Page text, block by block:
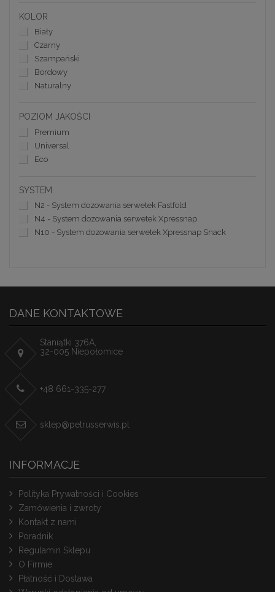
KOLOR
Biały
Czarny
Szampański
Bordowy
Naturalny
POZIOM JAKOŚCI
Premium
Universal
Eco
SYSTEM
N2 - System dozowania serwetek Fastfold
N4 - System dozowania serwetek Xpressnap
N10 - System dozowania serwetek Xpressnap Snack
DANE KONTAKTOWE
Staniątki 376A,
32-005 Niepołomice
+48 661-335-277
sklep@petrusserwis.pl
INFORMACJE
Polityka Prywatności i Cookies
Zamówienia i zwroty
Kontakt z nami
Poradnik
Regulamin Sklepu
O Firmie
Płatność i Dostawa